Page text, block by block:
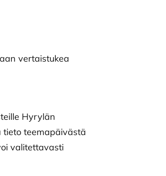
vertaistukea
Hyrylän
teemapäivästä
valitettavasti